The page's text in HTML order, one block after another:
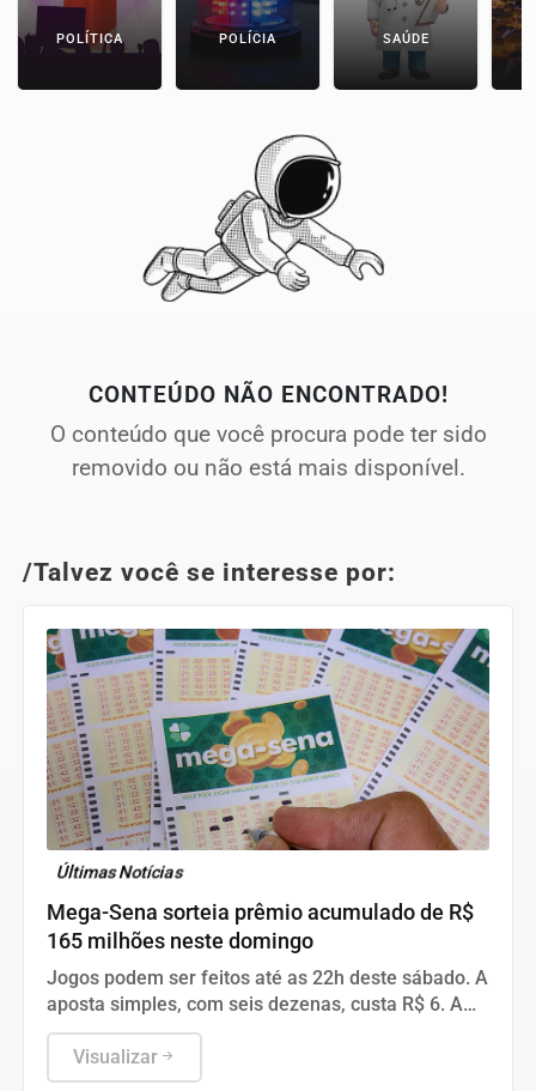
POLÍTICA POLÍCIA SAÚDE
CONTEÚDO NÃO ENCONTRADO!
O conteúdo que você procura pode ter sido
removido ou não está mais disponível.
/Talvez você se interesse por:
Últimas Notícias
Mega-Sena sorteia prêmio acumulado de R$
165 milhões neste domingo
Jogos podem ser feitos até as 22h deste sábado. A
aposta simples, com seis dezenas, custa R$ 6. A
aposta simples, com seis dezenas, custa R$ 6.
Visualizar